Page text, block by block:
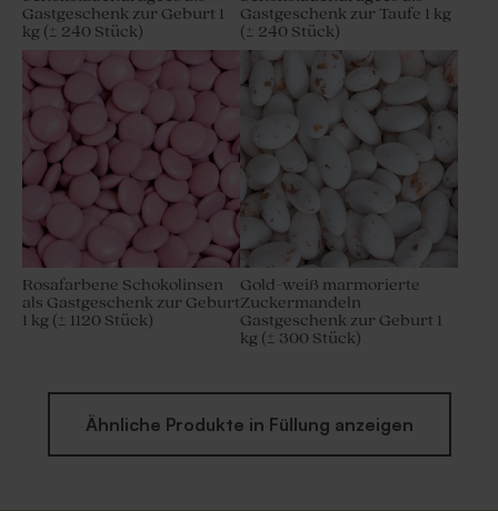
Hübsches Gastgeschenk
'Little thing' mit Text Gravur |
Holzdeckel
Fotokarte mit Babyfoto und
Klammer
Gastgeschenk zur Geburt 1
kg (± 240 Stück)
Gastgeschenk zur Taufe 1 kg
(± 240 Stück)
Rosafarbene Schokolinsen
als Gastgeschenk zur Geburt
1 kg (± 1120 Stück)
Gold-weiß marmorierte
Zuckermandeln
Gastgeschenk zur Geburt 1
kg (± 300 Stück)
Ähnliche Produkte in Füllung anzeigen